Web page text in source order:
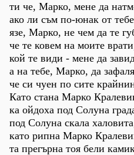
ти че, Марко, мене да
ако ли съм по-юнак от
язе, Марко, не чем да те
че те ковем на моите
кой те види - мене да
а на тебе, Марко, да
че си чуен по сите
Като стана Марко
ка ойдоха под Солуна
под Солуна скала
като рипна Марко
та прегърна тоя бели